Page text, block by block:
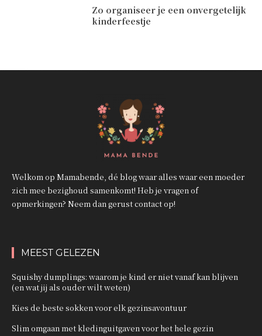
Zo organiseer je een onvergetelijk
kinderfeestje
Welkom op Mamabende, dé blog waar alles waar een moeder
zich mee bezighoud samenkomt! Heb je vragen of
opmerkingen? Neem dan gerust contact op!
MEEST GELEZEN
Squishy dumplings: waarom je kind er niet vanaf kan blijven
(en wat jij als ouder wilt weten)
Kies de beste sokken voor elk gezinsavontuur
Slim omgaan met kledinguitgaven voor het hele gezin